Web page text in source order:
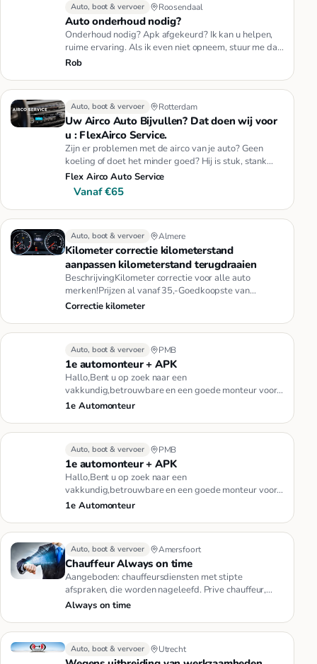
Auto, boot & vervoer Roosendaal
Auto onderhoud nodig?
Onderhoud nodig? Apk afgekeurd? Ik kan u helpen,
ruime ervaring. Als ik even niet opneem, stuur me dan
een app of sms
Rob
Auto, boot & vervoer Rotterdam
Uw Airco Auto Bijvullen? Dat doen wij voor
u : FlexAirco Service.
Zijn er problemen met de airco van je auto? Geen
koeling of doet het minder goed? Hij is stuk, stank
geur of koelt slech…
Flex Airco Auto Service
Vanaf €65
Auto, boot & vervoer Almere
Kilometer correctie kilometerstand
aanpassen kilometerstand terugdraaien
BeschrijvingKilometer correctie voor alle auto
merken!Prijzen al vanaf 35,-Goedkoopste van
Nederland24/7 beschikbaar kil…
Correctie kilometer
Auto, boot & vervoer PMB
1e automonteur + APK
Hallo,Bent u op zoek naar een
vakkundig,betrouwbare en een goede monteur voor
uw auto?Dan zit u goed ,U kunt bij mij ter…
1e Automonteur
Auto, boot & vervoer PMB
1e automonteur + APK
Hallo,Bent u op zoek naar een
vakkundig,betrouwbare en een goede monteur voor
uw auto?Dan zit u goed ,U kunt bij mij ter…
1e Automonteur
Auto, boot & vervoer Amersfoort
Chauffeur Always on time
Aangeboden: chauffeursdiensten met stipte
afspraken, die worden nageleefd. Prive chauffeur,
tijdelijke koeriersdiensten.…
Always on time
Auto, boot & vervoer Utrecht